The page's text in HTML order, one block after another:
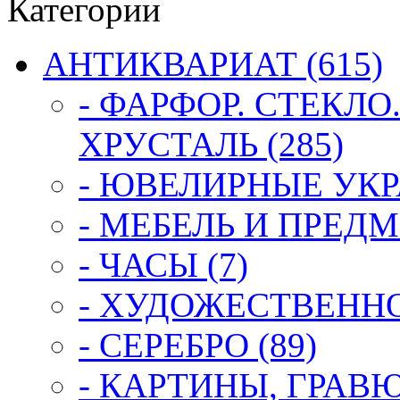
Категории
АНТИКВАРИАТ (615)
- ФАРФОР.
ХРУСТАЛЬ (285)
- ЮВЕЛИРНЫЕ
- МЕБЕЛЬ И
- ЧАСЫ (7)
-
- СЕРЕБРО (89)
- КАРТИНЫ,